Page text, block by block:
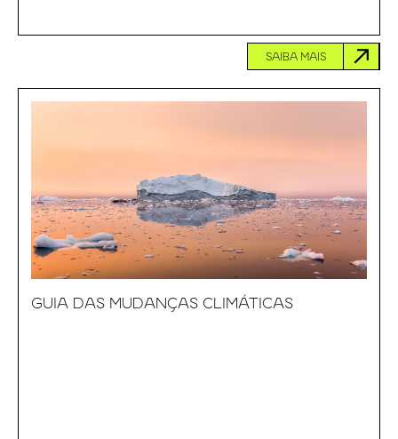
SAIBA MAIS
GUIA DAS MUDANÇAS CLIMÁTICAS